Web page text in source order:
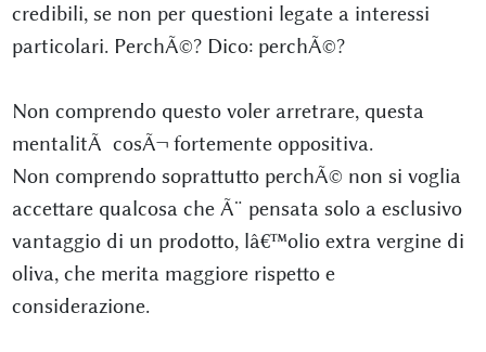
credibili, se non per questioni legate a interessi
particolari. PerchÃ©? Dico: perchÃ©?
Non comprendo questo voler arretrare, questa
mentalitÃ cosÃ¬ fortemente oppositiva.
Non comprendo soprattutto perchÃ© non si voglia
accettare qualcosa che Ã¨ pensata solo a esclusivo
vantaggio di un prodotto, lâ€™olio extra vergine di
oliva, che merita maggiore rispetto e
considerazione.